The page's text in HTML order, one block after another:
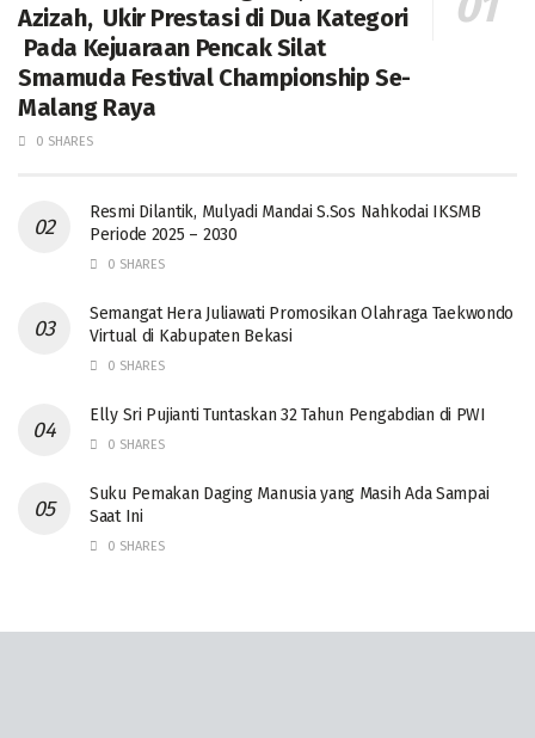
Azizah, Ukir Prestasi di Dua Kategori
Pada Kejuaraan Pencak Silat
Smamuda Festival Championship Se-
Malang Raya
0 SHARES
Resmi Dilantik, Mulyadi Mandai S.Sos Nahkodai IKSMB
Periode 2025 – 2030
0 SHARES
Semangat Hera Juliawati Promosikan Olahraga Taekwondo
Virtual di Kabupaten Bekasi
0 SHARES
Elly Sri Pujianti Tuntaskan 32 Tahun Pengabdian di PWI
0 SHARES
‎Suku Pemakan Daging Manusia yang Masih Ada Sampai
Saat Ini
0 SHARES